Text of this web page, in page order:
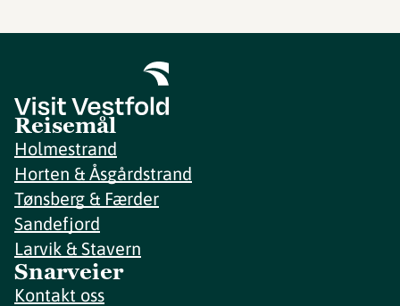
Reisemål
Holmestrand
Horten & Åsgårdstrand
Tønsberg & Færder
Sandefjord
Larvik & Stavern
Snarveier
Kontakt oss